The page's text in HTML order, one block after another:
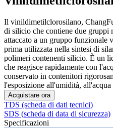
Il vinildimetilclorosilano,
di silicio che contiene due gruppi
attaccato a un gruppo funzionale
prima utilizzata nella sintesi di
polimeri contenenti silicio. È un
che reagisce rapidamente con
conservato in contenitori
l'esposizione all'umidità, all'acqua
Acquistare ora
TDS (scheda di dati tecnici)
SDS (scheda di data di sicurezza)
Specificazioni